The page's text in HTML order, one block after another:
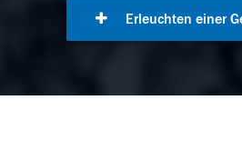
Erleuchten einer